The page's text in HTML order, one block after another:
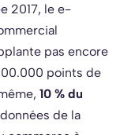
2017, le e-
pas encore
points de
10 % du
de la